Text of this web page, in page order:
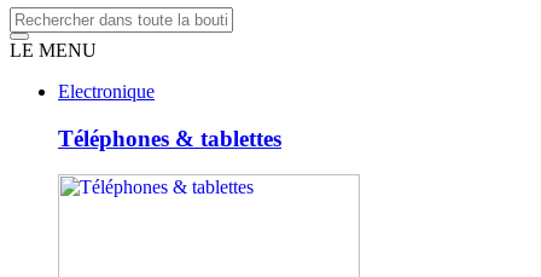
LE MENU
Electronique
Téléphones & tablettes